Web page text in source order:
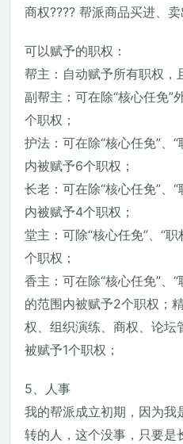
商权???? 帮派商品买进、
可以赋予的职权：
帮主：自动赋予所有职权，
副帮主：可在除“核心任免”
个职权；
护法：可在除“核心任免”、
内被赋予6个职权；
长老：可在除“核心任免”、
内被赋予4个职权；
堂主：可除“核心任免”、“
个职权；
香主：可在除“核心任免”、
的范围内被赋予2个职权；
权、组织演练、商权、论坛
被赋予1个职权；
5、人事
我的帮派成立初期，因为
转的人，这个没事，只要是